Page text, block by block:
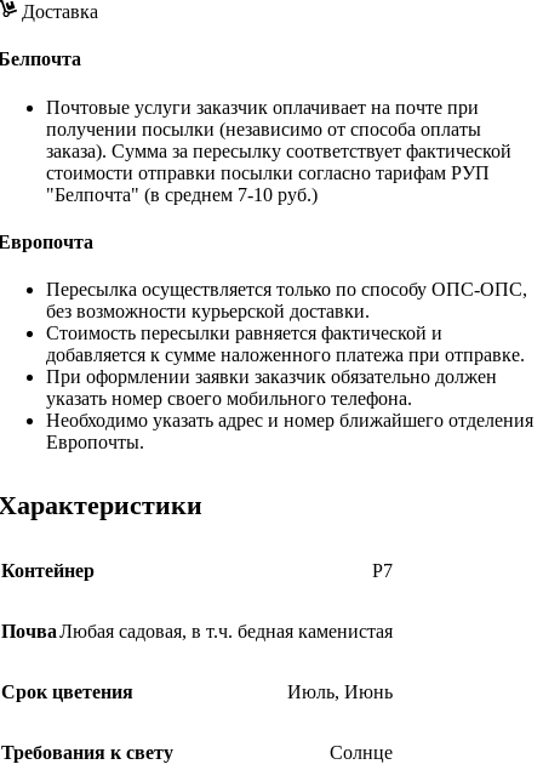
Доставка
Почтовые услуги заказчик оплачивает на почте при
получении посылки (независимо от способа оплаты
заказа). Сумма за пересылку соответствует фактической
стоимости отправки посылки согласно тарифам РУП
"Белпочта" (в среднем 7-10 руб.)
Пересылка осуществляется только по способу ОПС-ОПС,
без возможности курьерской доставки.
Стоимость пересылки равняется фактической и
добавляется к сумме наложенного платежа при отправке.
При оформлении заявки заказчик обязательно должен
указать номер своего мобильного телефона.
Необходимо указать адрес и номер ближайшего отделения
Европочты.
Контейнер Р7
ПочваЛюбая садовая, в т.ч. бедная каменистая
Срок цветения Июль, Июнь
Требования к свету Солнце